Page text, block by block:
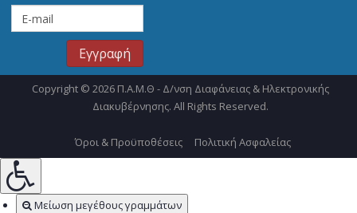
Copyright © 2026 Π.Α.Μ.Θ - Δ/νση Διαφάνειας & Ηλεκτρονικής
Διακυβέρνησης. All Rights Reserved.
Όροι & Προϋποθέσεις Πολιτική Ασφαλείας
Μείωση μεγέθους γραμμάτων